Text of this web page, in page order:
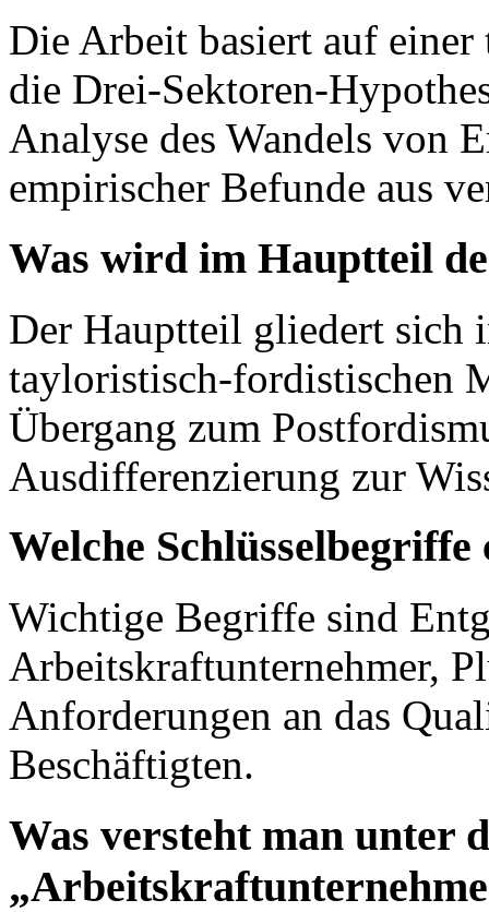
Die Arbeit basiert auf
die Drei-Sektoren-
Analyse des Wandels von
empirischer Befunde aus
Was wird im Hauptteil
Der Hauptteil gliedert sich
tayloristisch-fordistischen
Übergang zum
Ausdifferenzierung zur
Welche
Wichtige Begriffe sind
Arbeitskraftunternehmer,
Anforderungen an das
Beschäftigten.
Was versteht man unter